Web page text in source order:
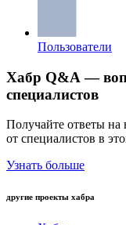
Пользователи
Хабр Q&A —
специалистов
Получайте ответы
от специалистов в
Узнать больше
другие проекты хабра